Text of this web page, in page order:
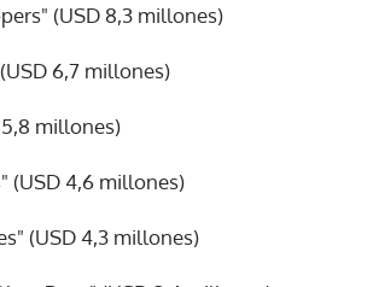
(USD 8,3 millones)
6,7 millones)
5,8 millones)
(USD 4,6 millones)
(USD 4,3 millones)